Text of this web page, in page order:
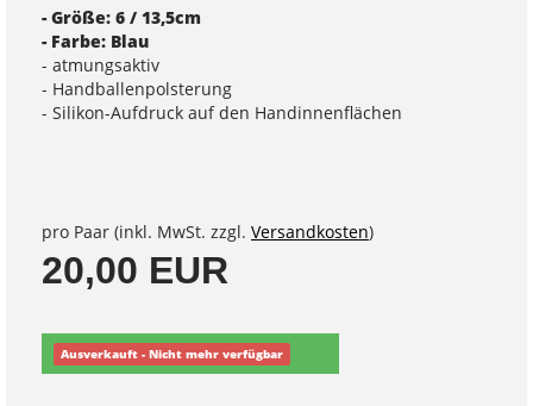
- Größe: 6 / 13,5cm
- Farbe: Blau
- atmungsaktiv
- Handballenpolsterung
- Silikon-Aufdruck auf den Handinnenflächen
pro Paar (inkl. MwSt. zzgl. Versandkosten)
20,00 EUR
Ausverkauft - Nicht mehr verfügbar